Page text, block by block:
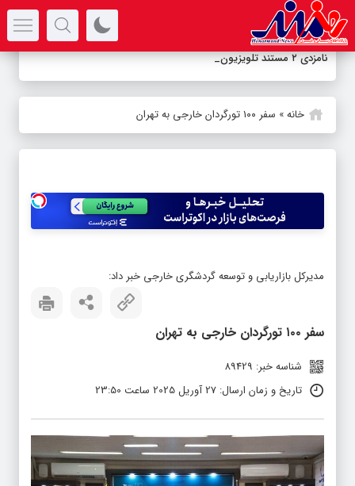
نامزدی ۲ مستند تلویزیون در جشنو _
خانه» سفر ۱۰۰ تورگردان خارجی به تهران
مدیرکل بازاریابی و توسعه گردشگری خارجی خبر داد:
سفر ۱۰۰ تورگردان خارجی به تهران
شناسه خبر: 89429
تاریخ و زمان ارسال: 27 آوریل 2025 ساعت 23:50